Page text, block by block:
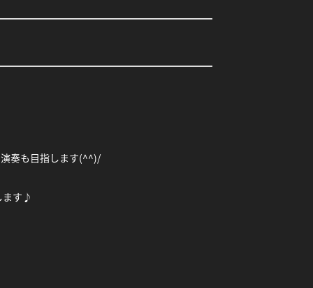
奏も目指します(^^)/
ます♪